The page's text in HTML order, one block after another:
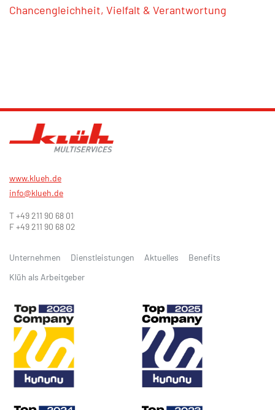
Chancengleichheit, Vielfalt & Verantwortung
Unternehmen Dienstleistungen Aktuelles
Benefits
Klüh als Arbeitgeber
www.klueh.de
info@klueh.de
T +49 211 90 68 01
F +49 211 90 68 02